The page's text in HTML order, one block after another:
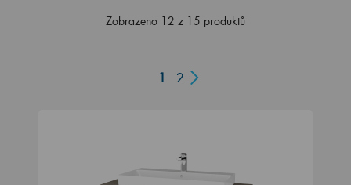
Zobrazeno 12 z 15 produktů
1 2